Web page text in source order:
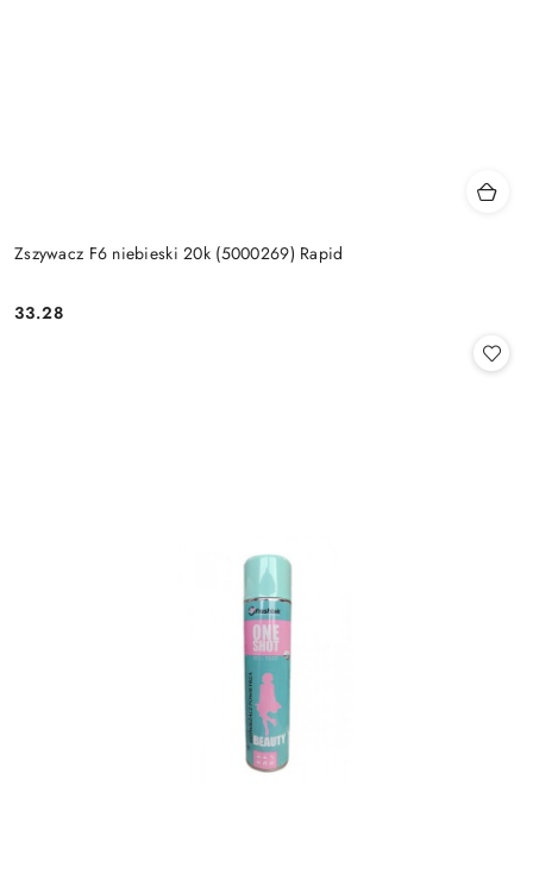
Zszywacz F6 niebieski 20k (5000269) Rapid
Cena:
33.28